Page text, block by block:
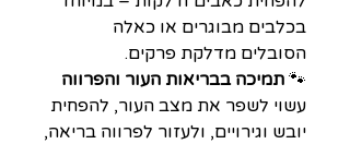
בכלבים מבוגרים או כאלה
הסובלים מדלקת פרקים.
🐾 תמיכה בבריאות העור והפרווה
עשוי לשפר את מצב העור, להפחית
יובש וגירויים, ולעזור לפרווה בריאה,